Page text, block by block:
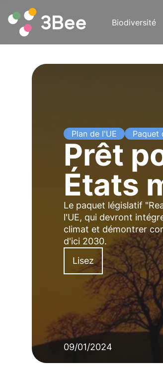
Biodiversité
Plan de l'UE Paquet
Prêt
États
Le paquet législatif
l'UE, qui devront
climat et démontrer
d'ici 2030.
Lisez
09/01/2024